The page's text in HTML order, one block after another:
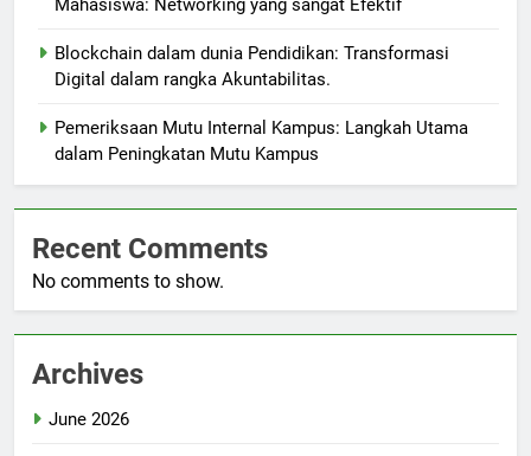
Mahasiswa: Networking yang sangat Efektif
Blockchain dalam dunia Pendidikan: Transformasi
Digital dalam rangka Akuntabilitas.
Pemeriksaan Mutu Internal Kampus: Langkah Utama
dalam Peningkatan Mutu Kampus
Recent Comments
No comments to show.
Archives
June 2026